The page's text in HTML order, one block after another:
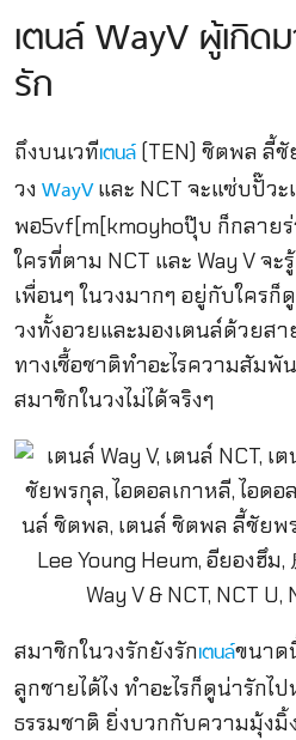
เตนล์ WayV ผู้เกิด
รัก
ถึงบนเวทีเตนล์(TEN) ชิตพล ลี้ชั
วง WayVและ NCT จะแซ่บปั๊วะ
พอ5vf[m[kmoyhoปุ๊บ ก็กลาย
ใครที่ตาม NCT และ Way V จ
เพื่อนๆ ในวงมากๆ อยู่กับใคร
วงทั้งอวยและมองเตนล์ด้วยสา
ทางเชื้อชาติทำอะไรความสัมพั
สมาชิกในวงไม่ได้จริงๆ
สมาชิกในวงรักยังรักเตนล์ขนาด
ลูกชายได้ไง ทำอะไรก็ดูน่ารัก
ธรรมชาติ ยิ่งบวกกับความมุ้งมิ้